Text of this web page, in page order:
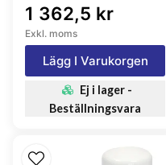
1 362,5 kr
Exkl. moms
Lägg I Varukorgen
Ej i lager -
Beställningsvara